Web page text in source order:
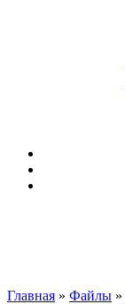
Главная » Файлы »